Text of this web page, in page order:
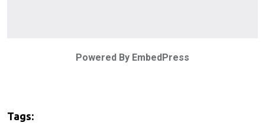
Powered By EmbedPress
Tags: